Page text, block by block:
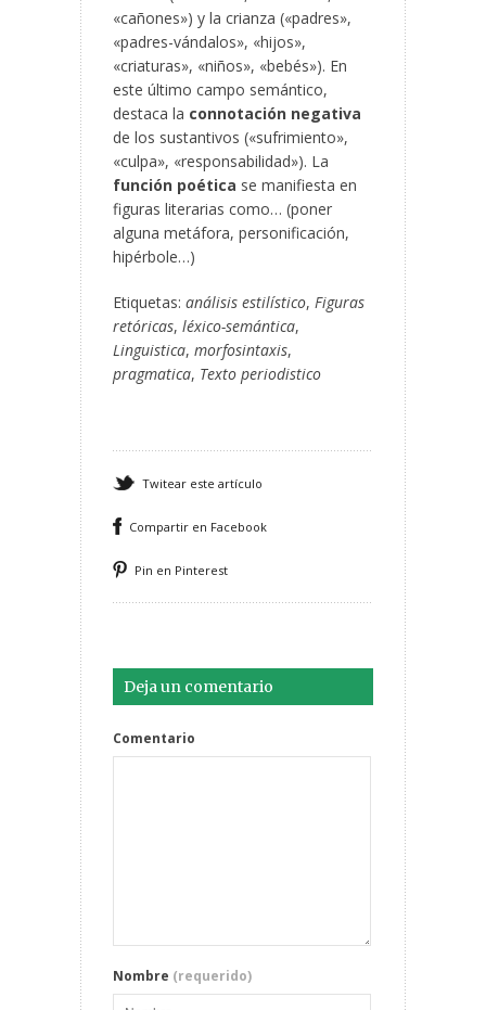
«cañones») y la crianza («padres»,
«padres-vándalos», «hijos»,
«criaturas», «niños», «bebés»). En
este último campo semántico,
destaca la connotación negativa
de los sustantivos («sufrimiento»,
«culpa», «responsabilidad»). La
función poética se manifiesta en
figuras literarias como… (poner
alguna metáfora, personificación,
hipérbole…)
Etiquetas: análisis estilístico, Figuras
retóricas, léxico-semántica,
Linguistica, morfosintaxis,
pragmatica, Texto periodistico
Twitear este artículo
Compartir en Facebook
Pin en Pinterest
Deja un comentario
Comentario
Nombre (requerido)